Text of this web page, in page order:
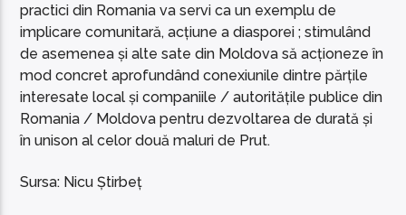
practici din Romania va servi ca un exemplu de
implicare comunitară, acțiune a diasporei ; stimulând
de asemenea și alte sate din Moldova să acționeze în
mod concret aprofundând conexiunile dintre părțile
interesate local și companiile / autoritățile publice din
Romania / Moldova pentru dezvoltarea de durată și
în unison al celor două maluri de Prut.
Sursa: Nicu Știrbeț